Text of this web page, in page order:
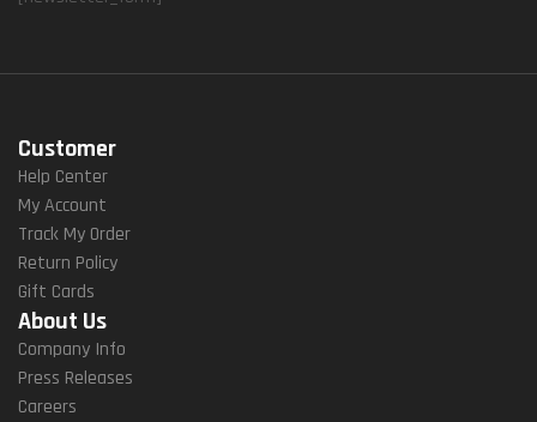
Customer
Help Center
My Account
Track My Order
Return Policy
Gift Cards
About Us
Company Info
Press Releases
Careers